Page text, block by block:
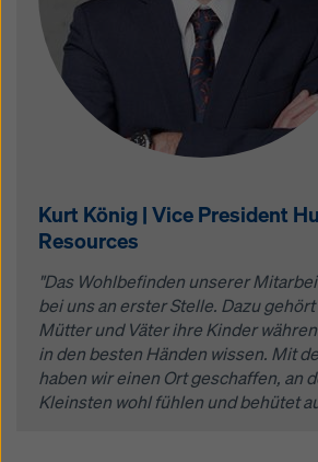
Kurt König | Vice President
Resources
"Das Wohlbefinden unserer
bei uns an erster Stelle. Dazu
Mütter und Väter ihre Kinder
in den besten Händen wissen. Mit
haben wir einen Ort geschaffen, an
Kleinsten wohl fühlen und behütet